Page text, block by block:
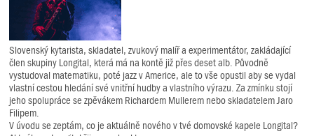
Slovenský kytarista, skladatel, zvukový malíř a experimentátor, zakládající
člen skupiny Longital, která má na kontě již přes deset alb. Původně
vystudoval matematiku, poté jazz v Americe, ale to vše opustil aby se vydal
vlastní cestou hledání své vnitřní hudby a vlastního výrazu. Za zmínku stojí
jeho spolupráce se zpěvákem Richardem Mullerem nebo skladatelem Jaro
Filipem.
V úvodu se zeptám, co je aktuálně nového v tvé domovské kapele Longital?